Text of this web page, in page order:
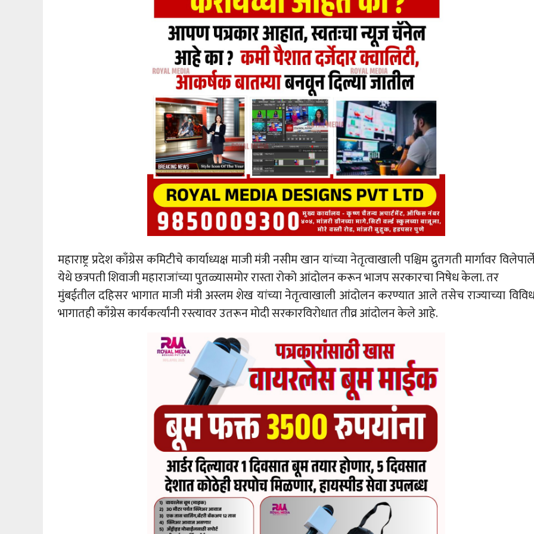
महाराष्ट्र प्रदेश काँग्रेस कमिटीचे कार्याध्यक्ष माजी मंत्री नसीम खान यांच्या नेतृत्वाखाली पश्चिम द्रुतगती मार्गावर
येथे छत्रपती शिवाजी महाराजांच्या पुतळ्यासमोर रास्ता रोको आंदोलन करून भाजप सरकारचा निषेध केला. तर
मुंबईतील दहिसर भागात माजी मंत्री अस्लम शेख यांच्या नेतृत्वाखाली आंदोलन करण्यात आले तसेच राज्याच्या
भागातही काँग्रेस कार्यकर्त्यांनी रस्त्यावर उतरून मोदी सरकारविरोधात तीव्र आंदोलन केले आहे.